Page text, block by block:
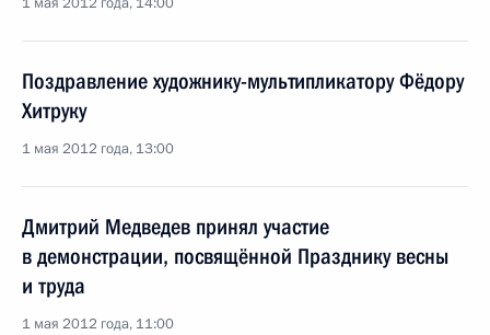
Поздравление художнику-мультипликатору Фёдору
Хитруку
1 мая 2012 года, 13:00
Дмитрий Медведев принял участие
в демонстрации, посвящённой Празднику весны
и труда
1 мая 2012 года, 11:00